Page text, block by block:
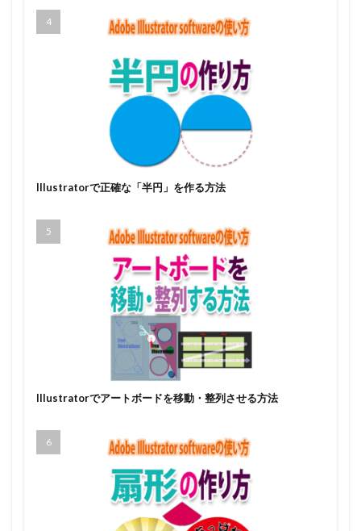
Illustratorで正確な「半円」を作る方法
Illustratorでアートボードを移動・整列させる方法